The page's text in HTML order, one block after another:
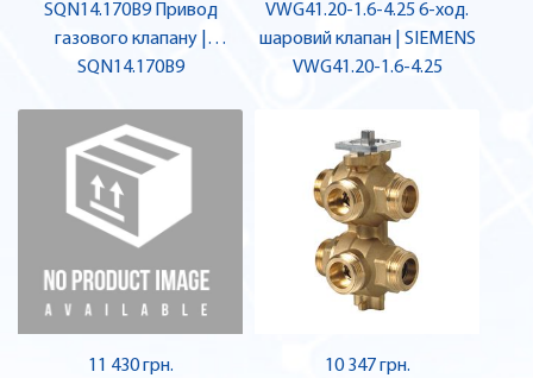
SQN14.170B9 Привод
газового клапану |
SIEMENS
SQN14.170B9
11 430 грн.
VWG41.20-1.6-4.25 6-ход.
шаровий клапан | SIEMENS
VWG41.20-1.6-4.25
10 347 грн.